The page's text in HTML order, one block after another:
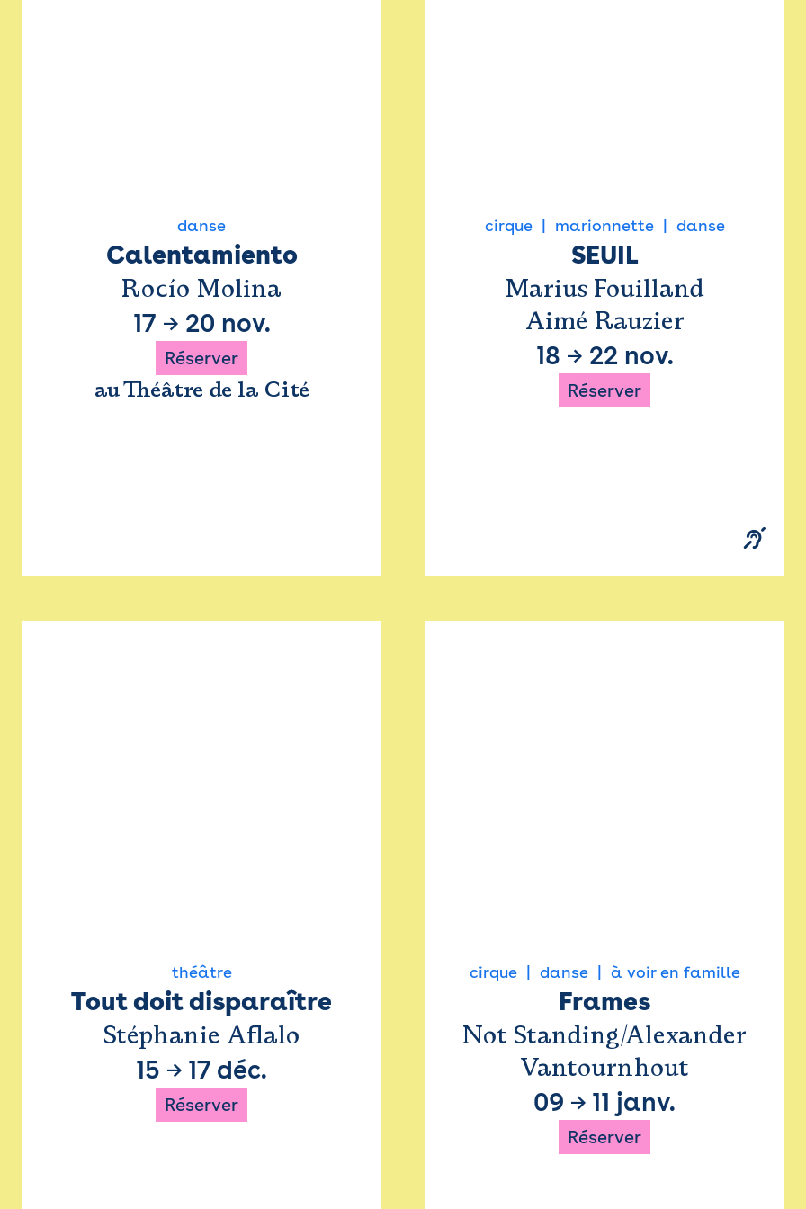
danse
Calentamiento
Rocío Molina
17 → 20 nov.
Réserver
au Théâtre de la Cité
cirque marionnette danse
SEUIL
Marius Fouilland
Aimé Rauzier
18 → 22 nov.
Réserver
théâtre
Tout doit disparaître
Stéphanie Aflalo
15 → 17 déc.
Réserver
cirque danse à voir en famille
Frames
Not Standing/Alexander
Vantournhout
09 → 11 janv.
Réserver